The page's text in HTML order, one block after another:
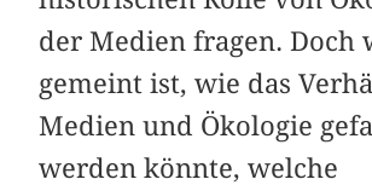
der Medien fragen. Doch
gemeint ist, wie das
Medien und Ökologie
werden könnte, welche